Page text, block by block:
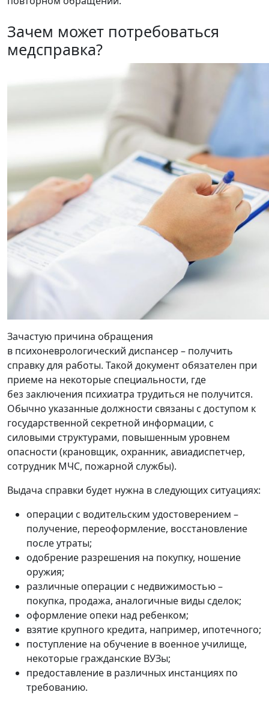
Зачем может потребоваться
медсправка?
Зачастую причина обращения
в психоневрологический диспансер – получить
справку для работы. Такой документ обязателен при
приеме на некоторые специальности, где
без заключения психиатра трудиться не получится.
Обычно указанные должности связаны с доступом к
государственной секретной информации, с
силовыми структурами, повышенным уровнем
опасности (крановщик, охранник, авиадиспетчер,
сотрудник МЧС, пожарной службы).
Выдача справки будет нужна в следующих ситуациях:
операции с водительским удостоверением –
получение, переоформление, восстановление
после утраты;
одобрение разрешения на покупку, ношение
оружия;
различные операции с недвижимостью –
покупка, продажа, аналогичные виды сделок;
оформление опеки над ребенком;
взятие крупного кредита, например, ипотечного;
поступление на обучение в военное училище,
некоторые гражданские ВУЗы;
предоставление в различных инстанциях по
требованию.